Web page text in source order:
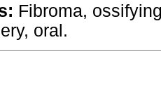
Fibroma,
oral.